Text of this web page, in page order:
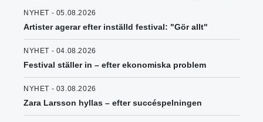
NYHET - 05.08.2026
Artister agerar efter inställd festival: "Gör allt"
NYHET - 04.08.2026
Festival ställer in – efter ekonomiska problem
NYHET - 03.08.2026
Zara Larsson hyllas – efter succéspelningen